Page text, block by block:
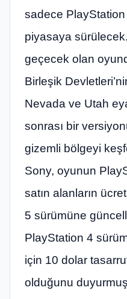
sadece
piyasaya
geçecek olan
Birleşik
Nevada ve Utah
sonrası bir
gizemli bölgeyi
Sony, oyunun
satın alanların
5 sürümüne
PlayStation 4
için 10 dolar
olduğunu